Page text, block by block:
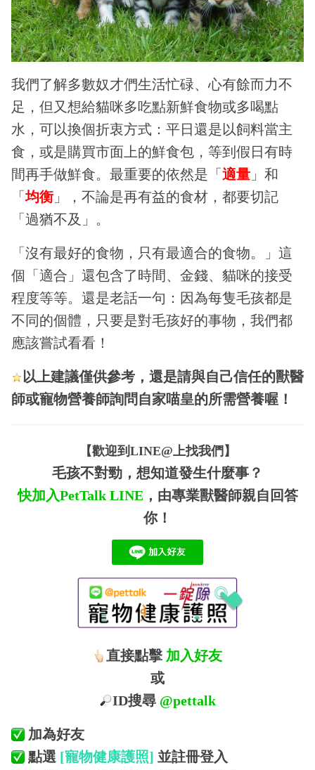
我們了解多數奴才們生活忙碌、心有餘而力不
足，但又想給貓咪多吃點新鮮食物或多喝點
水，可以換個折衷方式：平日還是以飼料當主
食，或是購買市面上的鮮食包，等到假日有時
間再手做鮮食。最重要的依然是「 適量 」和
「均衡」，不論是再有益的食材，都要切記
「過猶不及」。
「沒有最好的食物，只有最適合的食物。」這
個「適合」還包含了時間、金錢、貓咪的接受
程度等等。還是老話一句：因為每隻毛孩都是
不同的個體，只要是對毛孩好的事物，我們都
應該嘗試看看！
以上建議僅供參考，還是請與自己信任的獸醫
師或寵物營養師詢問自家喵皇的所需營養喔！
【歡迎到LINE@上找我們】
毛孩不對勁，想知道發生什麼事？
快加入PetTalk LINE，由專業獸醫師親自回答
你！
直接點擊 加入好友
或
ID搜尋 @pettalk
加為好友
點選 [寵物健康護照] 並註冊登入